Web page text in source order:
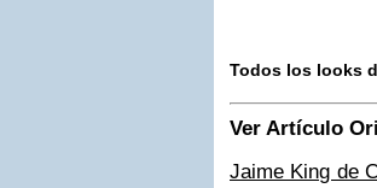
Todos los looks
Ver Artículo
Jaime King de